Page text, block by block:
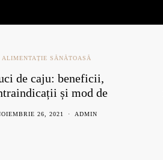
ALIMENTAȚIE SĂNĂTOASĂ
de caju: beneficii,
și mod de
26, 2021 ADMIN